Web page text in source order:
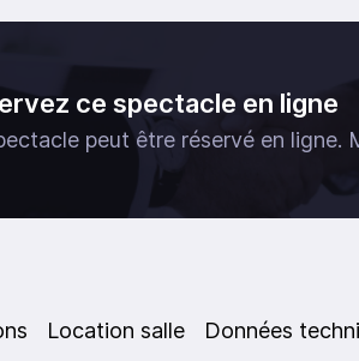
ce spectacle en ligne
peut être réservé en ligne.
Location salle Données